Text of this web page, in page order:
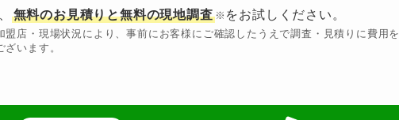
無料のお見積りと無料の現地調査※ をお試しください。
店・現場状況により、事前にお客様にご確認したうえで調査・見積りに費用を
います。